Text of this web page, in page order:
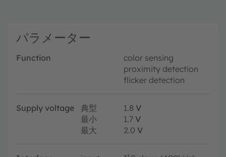
パラメーター
Function
color sensing
proximity detection
flicker detection
Supply voltage 典型 1.8 V
最小
1.7 V
最大
2.0 V